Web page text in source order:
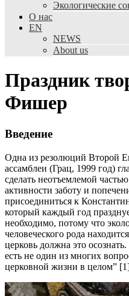
Экологические
О нас
EN
NEWS
About us
Праздник
Фишер
Введение
Одна из резолюций Второй
ассамблеи (Грац, 1999 год)
сделать неотъемлемой
активности заботу и
присоединиться к
который каждый год
необходимо, потому что
человеческого рода
церковь должна это
есть не один из многих
церковной жизни в целом”